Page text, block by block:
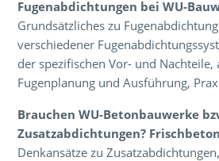
Fugenabdichtungen bei WU-
Grundsätzliches zu
verschiedener
der spezifischen Vor- und Nachteile,
Fugenplanung und Ausführung,
Brauchen WU-Betonbauwerke
Zusatzabdichtungen?
Denkansätze zu